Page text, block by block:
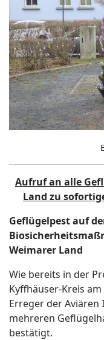
Aufruf an alle
Land zu
Geflügelpest auf
Weimarer Land
Wie bereits in der
Kyffhäuser-Kreis
Erreger der Aviären
mehreren
bestätigt.